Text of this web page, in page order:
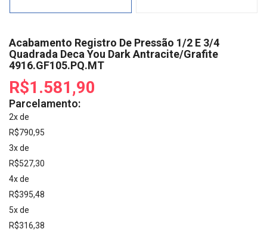
Acabamento Registro De Pressão 1/2 E 3/4
Quadrada Deca You Dark Antracite/Grafite
4916.GF105.PQ.MT
R$1.581,90
Parcelamento:
2x de
R$790,95
3x de
R$527,30
4x de
R$395,48
5x de
R$316,38